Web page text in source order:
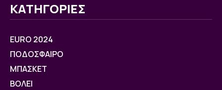
ΚΑΤΗΓΟΡΙΕΣ
EURO 2024
ΠΟΔΟΣΦΑΙΡΟ
ΜΠΑΣΚΕΤ
ΒOΛΕΙ